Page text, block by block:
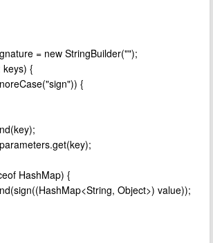
= new StringBuilder("");
keys) {
{
HashMap) {
Object>) value));